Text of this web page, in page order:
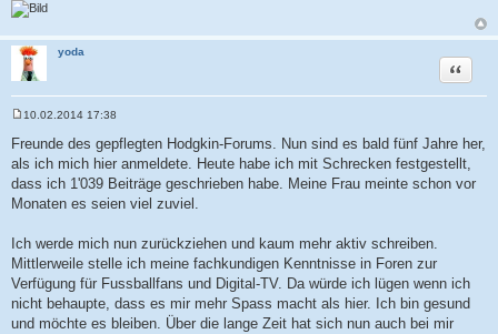
yoda
Zitat
e
t
r
a
g
10.02.2014 17:38
Freunde des gepflegten Hodgkin-Forums. Nun sind es bald fünf Jahre her,
als ich mich hier anmeldete. Heute habe ich mit Schrecken festgestellt,
dass ich 1'039 Beiträge geschrieben habe. Meine Frau meinte schon vor
Monaten es seien viel zuviel.
Ich werde mich nun zurückziehen und kaum mehr aktiv schreiben.
Mittlerweile stelle ich meine fachkundigen Kenntnisse in Foren zur
Verfügung für Fussballfans und Digital-TV. Da würde ich lügen wenn ich
nicht behaupte, dass es mir mehr Spass macht als hier. Ich bin gesund
und möchte es bleiben. Über die lange Zeit hat sich nun auch bei mir